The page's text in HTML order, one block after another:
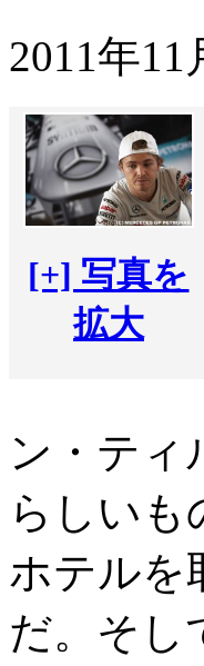
2011年11
[+] 写真を
拡大
ン・ティ
らしいも
ホテルを
だ。そし